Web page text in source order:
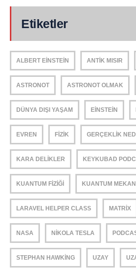
Etiketler
ALBERT EINSTEIN ANTIK MISIR
ASTRONOT ASTRONOT OLMAK
DÜNYA DIŞI YAŞAM EINSTEIN
EVREN FIZIK GERÇEKLIK
KARA DELIKLER KEYKUBAD
KUANTUM FIZIĞI KUANTUM
LARAVEL HELPER CLASS MATRIX
NASA NIKOLA TESLA
STEPHAN HAWKING UZAY